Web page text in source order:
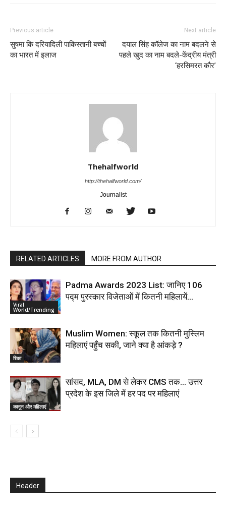
Previous article
सुषमा कि दरियादिली पाकिस्तानी बच्चों
का भारत में इलाज
Next article
दयाल सिंह कॉलेज का नाम बदलने से
पहले खुद का नाम बदले-केंद्रीय मंत्री
‘हरसिमरत कौर’
Thehalfworld
http://thehalfworld.com/
Journalist
RELATED ARTICLES MORE FROM AUTHOR
Viral
World/Trending
Padma Awards 2023 List: जानिए 106
पद्म पुरस्कार विजेताओं में कितनी महिलायें…
शिक्षा
Muslim Women: स्कूल तक कितनी मुस्लिम
महिलाएं पहुँच सकी, जाने क्या है आंकड़े ?
कानून और महिलाएं
सांसद, MLA, DM से लेकर CMS तक… उत्तर
प्रदेश के इस जिले में हर पद पर महिलाएं
Header